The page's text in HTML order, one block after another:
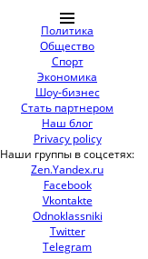
Политика
Общество
Спорт
Экономика
Шоу-бизнес
Стать партнером
Наш блог
Privacy policy
Наши группы в соцсетях:
Zen.Yandex.ru
Facebook
Vkontakte
Odnoklassniki
Twitter
Telegram